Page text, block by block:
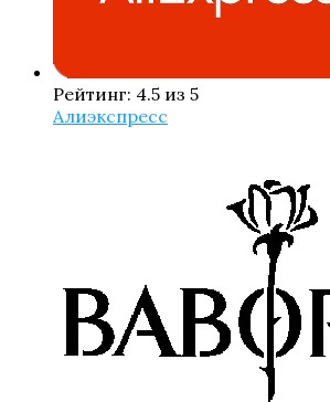
Рейтинг: 4.5 из 5
Алиэкспресс